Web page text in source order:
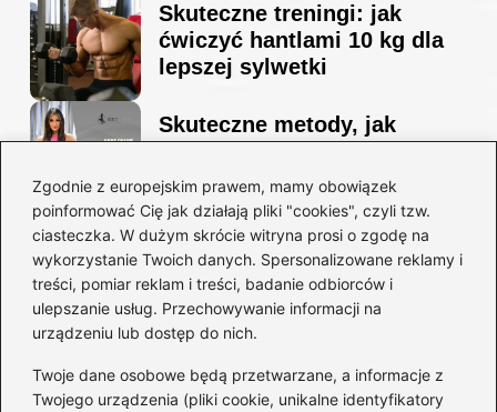
Zgodnie z europejskim prawem, mamy obowiązek
poinformować Cię jak działają pliki "cookies", czyli tzw.
ciasteczka. W dużym skrócie witryna prosi o zgodę na
wykorzystanie Twoich danych. Spersonalizowane reklamy i
treści, pomiar reklam i treści, badanie odbiorców i
ulepszanie usług. Przechowywanie informacji na
urządzeniu lub dostęp do nich.
Twoje dane osobowe będą przetwarzane, a informacje z
Twojego urządzenia (pliki cookie, unikalne identyfikatory
Skuteczne treningi: jak
ćwiczyć hantlami 10 kg dla
lepszej sylwetki
Skuteczne metody, jak
sylwetkę w zaledwie 90 dni
Idealny garnitur: jak dobrać
go do swojej sylwetki?
Kategorie